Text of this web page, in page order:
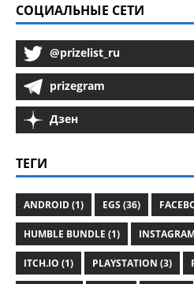
СОЦИАЛЬНЫЕ СЕТИ
@prizelist_ru
prizegram
Дзен
ТЕГИ
ANDROID (1) EGS (36)
HUMBLE BUNDLE (1)
ITCH.IO (1) PLAYSTATION (3)